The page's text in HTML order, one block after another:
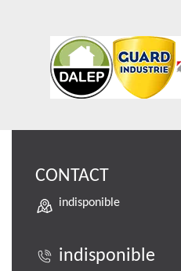
CONTACT
indisponible
indisponible